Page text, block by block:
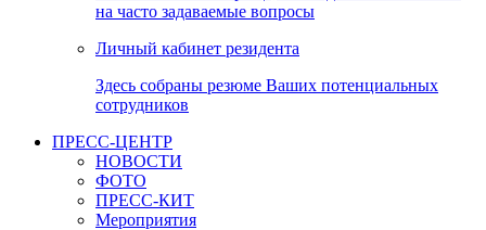
на часто задаваемые вопросы
Личный кабинет резидента
Здесь собраны резюме Ваших потенциальных
сотрудников
ПРЕСС-ЦЕНТР
НОВОСТИ
ФОТО
ПРЕСС-КИТ
Мероприятия